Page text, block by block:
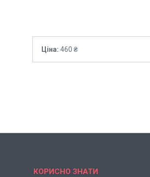
Ціна: 460 ₴
КОРИСНО ЗНАТИ